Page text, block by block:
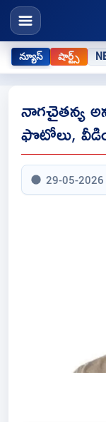
న్యూస్ షార్ట్స్
నాగచైతన్య
ఫొటోలు,
29-05-